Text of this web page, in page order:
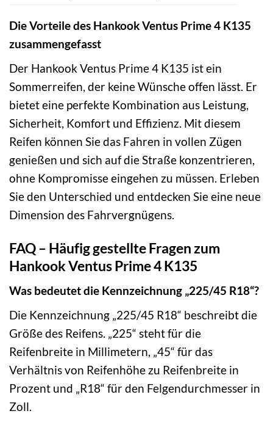
Die Vorteile des Hankook Ventus Prime 4 K135
zusammengefasst
Der Hankook Ventus Prime 4 K135 ist ein
Sommerreifen, der keine Wünsche offen lässt. Er
bietet eine perfekte Kombination aus Leistung,
Sicherheit, Komfort und Effizienz. Mit diesem
Reifen können Sie das Fahren in vollen Zügen
genießen und sich auf die Straße konzentrieren,
ohne Kompromisse eingehen zu müssen. Erleben
Sie den Unterschied und entdecken Sie eine neue
Dimension des Fahrvergnügens.
FAQ – Häufig gestellte Fragen zum
Hankook Ventus Prime 4 K135
Was bedeutet die Kennzeichnung „225/45 R18“?
Die Kennzeichnung „225/45 R18“ beschreibt die
Größe des Reifens. „225“ steht für die
Reifenbreite in Millimetern, „45“ für das
Verhältnis von Reifenhöhe zu Reifenbreite in
Prozent und „R18“ für den Felgendurchmesser in
Zoll.